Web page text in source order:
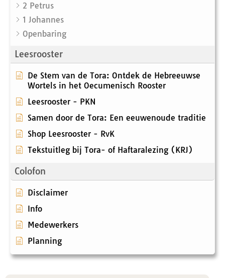
2 Petrus
1 Johannes
Openbaring
Leesrooster
De Stem van de Tora: Ontdek de Hebreeuwse
Wortels in het Oecumenisch Rooster
Leesrooster - PKN
Samen door de Tora: Een eeuwenoude traditie
Shop Leesrooster - RvK
Tekstuitleg bij Tora- of Haftaralezing (KRJ)
Colofon
Disclaimer
Info
Medewerkers
Planning